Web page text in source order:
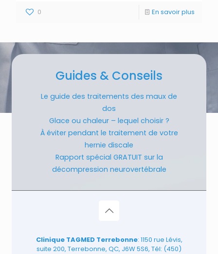
0 En savoir plus
Guides & Conseils
Le guide des traitements des maux de
dos
Glace ou chaleur – lequel choisir ?
À éviter pendant le traitement de votre
hernie discale
Rapport spécial GRATUIT sur la
décompression neurovertébrale
Clinique TAGMED Terrebonne: 1150 rue Lévis,
suite 200, Terrebonne, QC, J6W 5S6, Tél: (450)